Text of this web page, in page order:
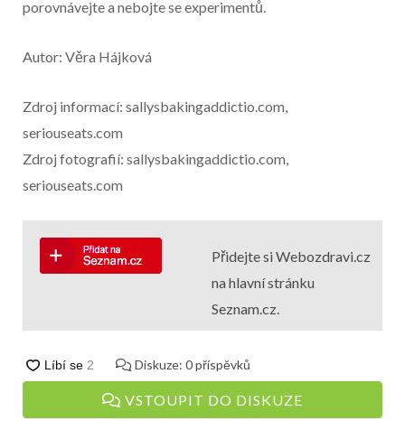
porovnávejte a nebojte se experimentů.
Autor: Věra Hájková
Zdroj informací: sallysbakingaddictio.com,
seriouseats.com
Zdroj fotografií: sallysbakingaddictio.com,
seriouseats.com
Přidejte si Webozdravi.cz
na hlavní stránku
Seznam.cz.
Diskuze: 0příspěvků
VSTOUPIT DO DISKUZE